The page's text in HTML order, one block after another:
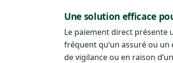
Une solution efficace
Le paiement direct présente
fréquent qu’un assuré ou
de vigilance ou en raison